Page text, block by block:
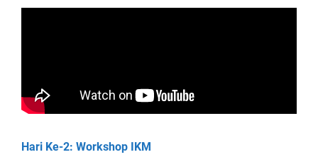
Hari Ke-2: Workshop IKM